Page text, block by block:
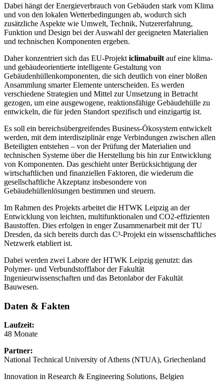
Dabei hängt der Energieverbrauch von Gebäuden stark vom Klima
und von den lokalen Wetterbedingungen ab, wodurch sich
zusätzliche Aspekte wie Umwelt, Technik, Nutzererfahrung,
Funktion und Design bei der Auswahl der geeigneten Materialien
und technischen Komponenten ergeben.
Daher konzentriert sich das EU-Projekt iclimabuilt auf eine klima-
und gebäudeorientierte intelligente Gestaltung von
Gebäudenhüllenkomponenten, die sich deutlich von einer bloßen
Ansammlung smarter Elemente unterscheiden. Es werden
verschiedene Strategien und Mittel zur Umsetzung in Betracht
gezogen, um eine ausgewogene, reaktionsfähige Gebäudehülle zu
entwickeln, die für jeden Standort spezifisch und einzigartig ist.
Es soll ein bereichsübergreifendes Business-Ökosystem entwickelt
werden, mit dem interdisziplinär enge Verbindungen zwischen allen
Beteiligten entstehen – von der Prüfung der Materialien und
technischen Systeme über die Herstellung bis hin zur Entwicklung
von Komponenten. Das geschieht unter Berücksichtigung der
wirtschaftlichen und finanziellen Faktoren, die wiederum die
gesellschaftliche Akzeptanz insbesondere von
Gebäudehüllenlösungen bestimmen und steuern.
Im Rahmen des Projekts arbeitet die HTWK Leipzig an der
Entwicklung von leichten, multifunktionalen und CO2-effizienten
Baustoffen. Dies erfolgen in enger Zusammenarbeit mit der TU
Dresden, da sich bereits durch das C³-Projekt ein wissenschaftliches
Netzwerk etabliert ist.
Dabei werden zwei Labore der HTWK Leipzig genutzt: das
Polymer- und Verbundstofflabor der Fakultät
Ingenieurwissenschaften und das Betonlabor der Fakultät
Bauwesen.
Daten & Fakten
Laufzeit:
48 Monate
Partner:
National Technical University of Athens (NTUA), Griechenland
Innovation in Research & Engineering Solutions, Belgien